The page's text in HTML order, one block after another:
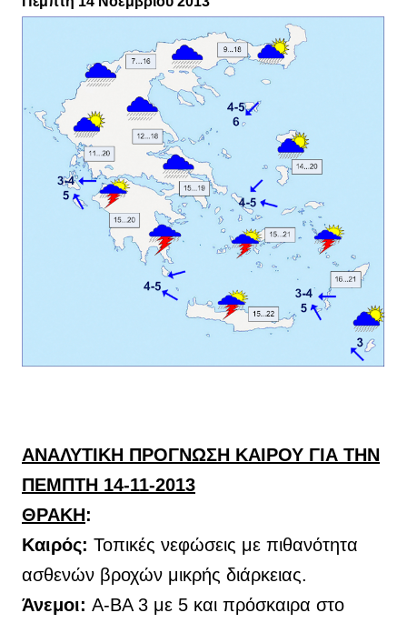
ΑΝΑΛΥΤΙΚΗ ΠΡΟΓΝΩΣΗ ΚΑΙΡΟΥ ΓΙΑ ΤΗΝ
ΠΕΜΠΤΗ 14-11-2013
ΘΡΑΚΗ:
Καιρός: Τοπικές νεφώσεις με πιθανότητα
ασθενών βροχών μικρής διάρκειας.
Άνεμοι: Α-ΒΑ 3 με 5 και πρόσκαιρα στο